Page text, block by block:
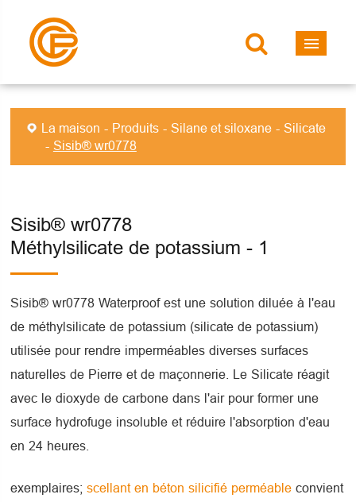
La maison Produits Silane et siloxane
Silicate
Sisib® wr0778
Sisib® wr0778
Méthylsilicate de potassium - 1
Sisib® wr0778 Waterproof est une solution diluée à l'eau
de méthylsilicate de potassium (silicate de potassium)
utilisée pour rendre imperméables diverses surfaces
naturelles de Pierre et de maçonnerie. Le Silicate réagit
avec le dioxyde de carbone dans l'air pour former une
surface hydrofuge insoluble et réduire l'absorption d'eau
en 24 heures.
exemplaires;scellant en béton silicifié perméableconvient